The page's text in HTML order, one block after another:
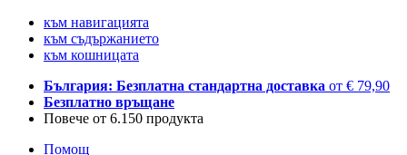
към навигацията
към съдържанието
към кошницата
България: Безплатна стандартна доставка от € 79,90
Безплатно връщане
Повече от 6.150 продукта
Помощ